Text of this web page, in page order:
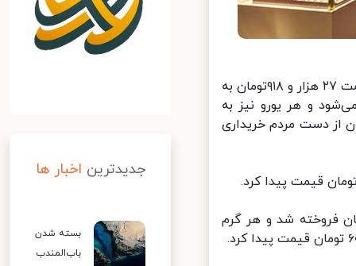
خبرآنلاین: هر دلار آمریکا امروز در صرافی‌های بانکی با افزایش قیمت، به قیمت ۲۷ هزار و ۹۱۸تومان به
خریداری می‌شود و هر یورو نیز به
به فروش می‌رسد و به قیمت ۳۱ هزار و ۲۶۹ تومان از دست مردم خریداری
به نرخ ۵ میلیون و ۳۲۰ هزار تومان فروخته شد و هر گرم
جدیدترین اخبار ها
بسته شدن
باب‌المندب